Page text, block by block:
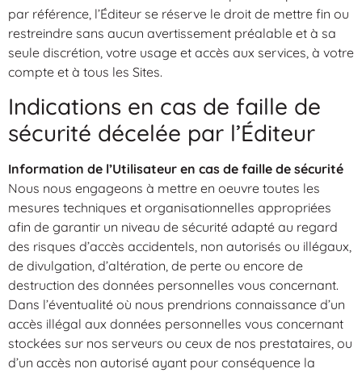
par référence, l’Éditeur se réserve le droit de mettre fin ou
restreindre sans aucun avertissement préalable et à sa
seule discrétion, votre usage et accès aux services, à votre
compte et à tous les Sites.
Indications en cas de faille de
sécurité décelée par l’Éditeur
Information de l’Utilisateur en cas de faille de sécurité
Nous nous engageons à mettre en oeuvre toutes les
mesures techniques et organisationnelles appropriées
afin de garantir un niveau de sécurité adapté au regard
des risques d’accès accidentels, non autorisés ou illégaux,
de divulgation, d’altération, de perte ou encore de
destruction des données personnelles vous concernant.
Dans l’éventualité où nous prendrions connaissance d’un
accès illégal aux données personnelles vous concernant
stockées sur nos serveurs ou ceux de nos prestataires, ou
d’un accès non autorisé ayant pour conséquence la